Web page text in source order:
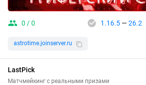
0 / 0 1.16.5— 26.2
astrotime.joinserver.ru
LastPick
Матчмейкинг с реальными призами